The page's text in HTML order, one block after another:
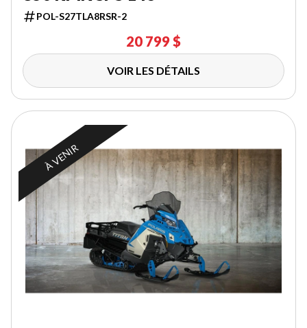
POL-S27TLA8RSR-2
20 799 $
VOIR LES DÉTAILS
À VENIR